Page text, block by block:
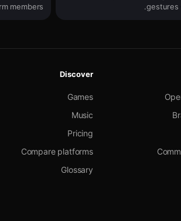
gestures
members.
Discover
Games
Music
Pricing
Compare platforms
Glossary